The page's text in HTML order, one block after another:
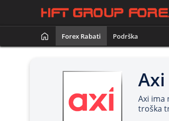
Forex Rabati Podrška
Axi ima
troška